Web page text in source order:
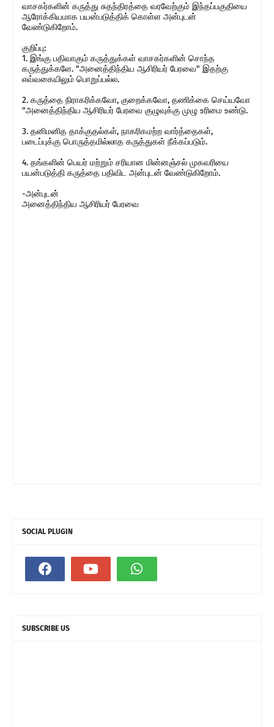
வாசகர்களின் கருத்து சுதந்திரத்தை வரவேற்கும் இந்தப்பகுதியை
ஆரோக்கியமாக பயன்படுத்திக் கொள்ள அன்புடன்
வேண்டுகிறோம்.
குறிப்பு:
1. இங்கு பதிவாகும் கருத்துக்கள் வாசகர்களின் சொந்த
கருத்துக்களே. "அனைத்திந்திய ஆசிரியர் பேரவை" இதற்கு
எவ்வகையிலும் பொறுப்பல்ல.
2. கருத்தை நிராகரிக்கவோ, குறைக்கவோ, தணிக்கை செய்யவோ
"அனைத்திந்திய ஆசிரியர் பேரவை குழுவுக்கு முழு உரிமை உண்டு.
3. தனிமனித தாக்குதல்கள், நாகரிகமற்ற வார்த்தைகள்,
படைப்புக்கு பொருத்தமில்லாத கருத்துகள் நீக்கப்படும்.
4. தங்களின் பெயர் மற்றும் சரியான மின்னஞ்சல் முகவரியை
பயன்படுத்தி கருத்தை பதிவிட அன்புடன் வேண்டுகிறோம்.
-அன்புடன்
அனைத்திந்திய ஆசிரியர் பேரவை
SOCIAL PLUGIN
SUBSCRIBE US